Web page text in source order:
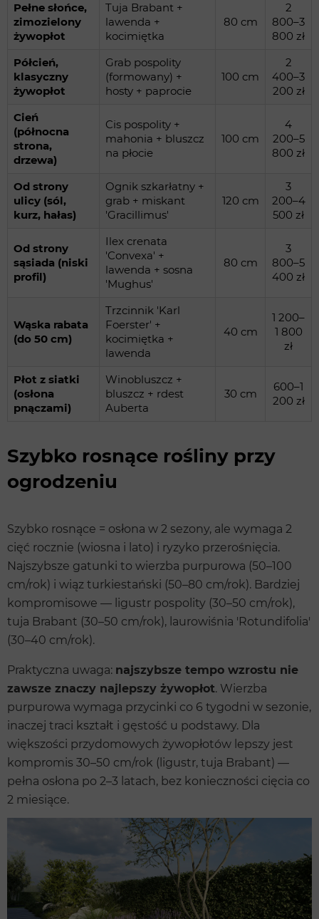
Pełne słońce,
zimozielony
żywopłot
Tuja Brabant +
lawenda +
kocimiętka
80 cm
2
800–3
800 zł
Półcień,
klasyczny
żywopłot
Grab pospolity
(formowany) +
hosty + paprocie
100 cm
2
400–3
200 zł
Cień
(północna
strona,
drzewa)
Cis pospolity +
mahonia + bluszcz
na płocie
100 cm
4
200–5
800 zł
Od strony
ulicy (sól,
kurz, hałas)
Ognik szkarłatny +
grab + miskant
'Gracillimus'
120 cm
3
200–4
500 zł
Od strony
sąsiada (niski
profil)
Ilex crenata
'Convexa' +
lawenda + sosna
'Mughus'
80 cm
3
800–5
400 zł
Wąska rabata
(do 50 cm)
Trzcinnik 'Karl
Foerster' +
kocimiętka +
lawenda
40 cm
1 200–
1 800
zł
Płot z siatki
(osłona
pnączami)
Winobluszcz +
bluszcz + rdest
Auberta
30 cm
600–1
200 zł
Szybko rosnące rośliny przy
ogrodzeniu
Szybko rosnące = osłona w 2 sezony, ale wymaga 2
cięć rocznie (wiosna i lato) i ryzyko przerośnięcia.
Najszybsze gatunki to wierzba purpurowa (50–100
cm/rok) i wiąz turkiestański (50–80 cm/rok). Bardziej
kompromisowe — ligustr pospolity (30–50 cm/rok),
tuja Brabant (30–50 cm/rok), laurowiśnia 'Rotundifolia'
(30–40 cm/rok).
Praktyczna uwaga: najszybsze tempo wzrostu nie
zawsze znaczy najlepszy żywopłot. Wierzba
purpurowa wymaga przycinki co 6 tygodni w sezonie,
inaczej traci kształt i gęstość u podstawy. Dla
większości przydomowych żywopłotów lepszy jest
kompromis 30–50 cm/rok (ligustr, tuja Brabant) —
pełna osłona po 2–3 latach, bez konieczności cięcia co
2 miesiące.